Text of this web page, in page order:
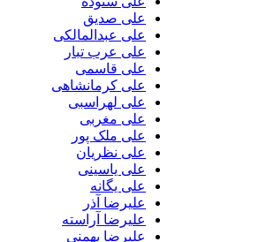
علی صدیق
علی عبدالمالکی
علی عرب تبار
علی قاسمی
علی کرمانشاهی
علی لهراسبی
علی مغربی
علی ملک پور
علی نظریان
علی یاسینی
علی یگانه
علیرضا آذر
علیرضا آراسته
علیرضا بهمنی